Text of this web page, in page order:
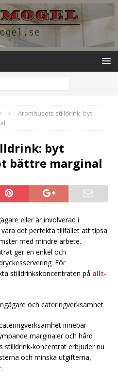
Aromhusets stilldrink: byt
byt
bättre marginal
eller är involverad i
det perfekta tillfället att tipsa
med mindre arbete.
ger en enkel och
För
stilldrinkskoncentraten på allt-
och cateringverksamhet
innebär
marginaler och hård
stilldrink-koncentrat erbjuder nu
och minska utgifterna,